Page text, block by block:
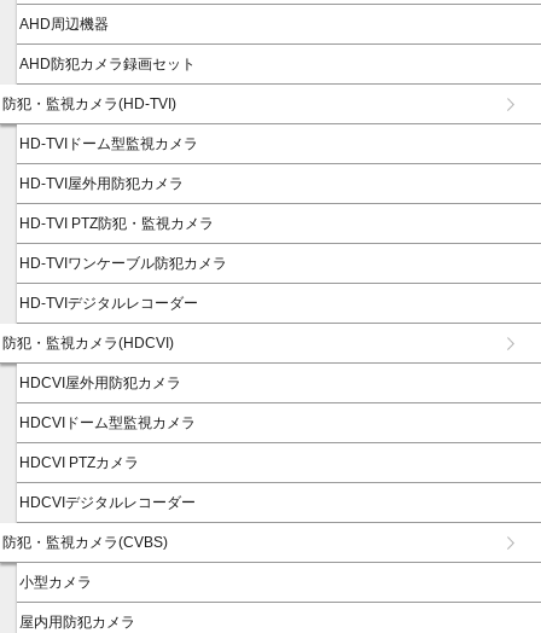
AHD周辺機器
AHD防犯カメラ録画セット
防犯・監視カメラ(HD-TVI)
HD-TVIドーム型監視カメラ
HD-TVI屋外用防犯カメラ
HD-TVI PTZ防犯・監視カメラ
HD-TVIワンケーブル防犯カメラ
HD-TVIデジタルレコーダー
防犯・監視カメラ(HDCVI)
HDCVI屋外用防犯カメラ
HDCVIドーム型監視カメラ
HDCVI PTZカメラ
HDCVIデジタルレコーダー
防犯・監視カメラ(CVBS)
小型カメラ
屋内用防犯カメラ